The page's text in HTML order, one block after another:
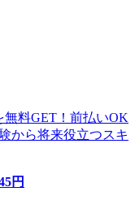
無料GET！前払いOK
から将来役立つスキ
円